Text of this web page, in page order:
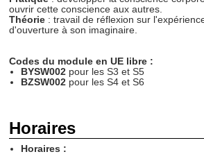
ouvrir cette conscience aux autres.
Théorie : travail de réflexion sur
d'ouverture à son imaginaire.
Codes du module en UE libre :
BYSW002 pour les S3 et S5
BZSW002 pour les S4 et S6
Horaires
Horaires :